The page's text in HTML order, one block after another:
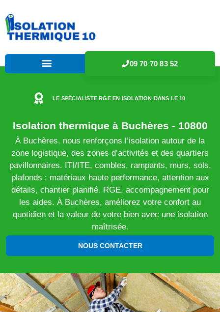
09 70 70 83 52
LE SPÉCIALISTE RGE EN ISOLATION DANS LE 10
Isolation thermique à Buchères - 10800
À Buchères, nous renforçons l’isolation autour de la
zone logistique, des zones d’activités et des quartiers
pavillonnaires. ITI/ITE, combles, rampants, murs, sols,
plafonds : matériaux haute performance, attention aux
détails, chantier planifié. RGE, accompagnement pour
les aides. À Buchères, améliorez votre confort au
quotidien et la valeur de votre bien avec une isolation
maîtrisée.
NOUS CONTACTER